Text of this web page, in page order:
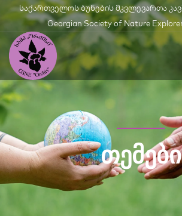
საქართველოს ბუნების მკვლევართა
Georgian Society of Nature
ᲗᲔᲛᲔᲑᲘ